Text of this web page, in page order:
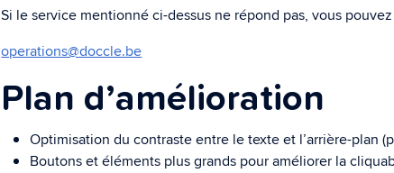
Si le service mentionné ci-dessus ne répond pas, vous
operations@doccle.be
Plan d’amélioration
Optimisation du contraste entre le texte et l’arrière-plan
Boutons et éléments plus grands pour améliorer la